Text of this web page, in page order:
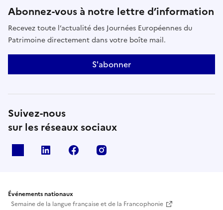
Abonnez-vous à notre lettre d’information
Recevez toute l’actualité des Journées Européennes du
Patrimoine directement dans votre boîte mail.
S'abonner
Suivez-nous
sur les réseaux sociaux
Linkedin Facebook
Événements nationaux
Semaine de la langue française et de la Francophonie